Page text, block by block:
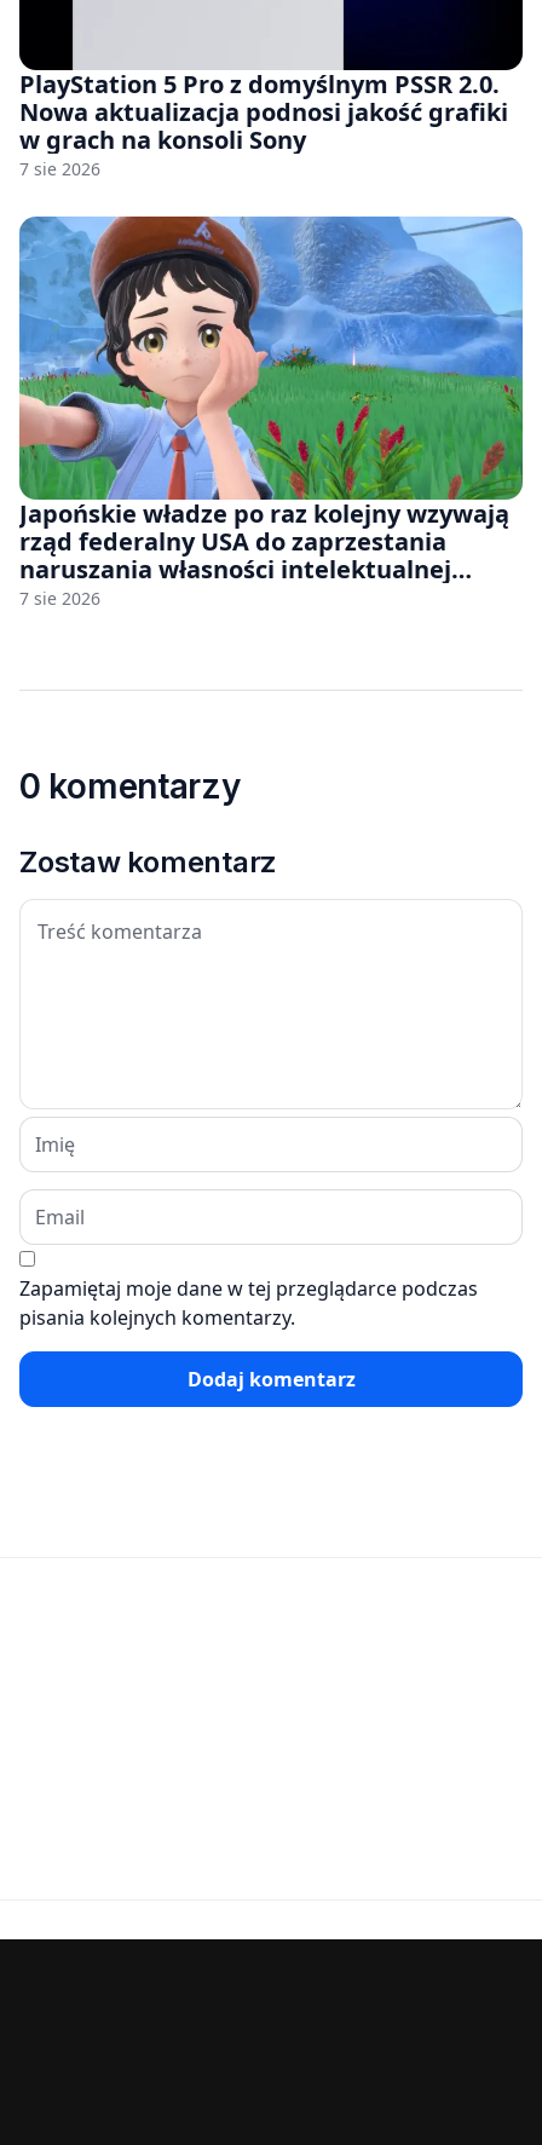
PlayStation 5 Pro z domyślnym PSSR 2.0.
Nowa aktualizacja podnosi jakość grafiki
w grach na konsoli Sony
7 sie 2026
Japońskie władze po raz kolejny wzywają
rząd federalny USA do zaprzestania
naruszania własności intelektualnej
japońskich gier i anime
7 sie 2026
0 komentarzy
Zostaw komentarz
Zapamiętaj moje dane w tej przeglądarce podczas
pisania kolejnych komentarzy.
Dodaj komentarz